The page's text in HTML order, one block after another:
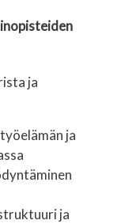
ja
ja
ja